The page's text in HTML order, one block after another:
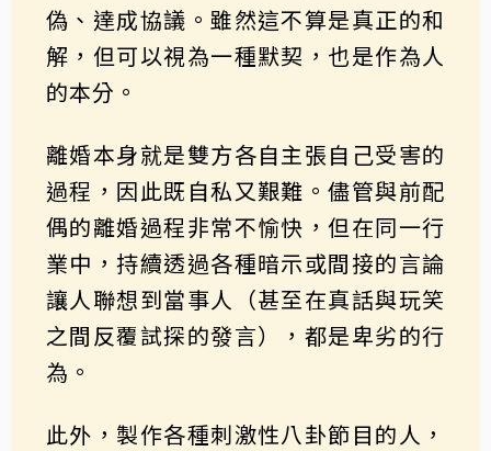
偽、達成協議。雖然這不算是真正的和
解，但可以視為一種默契，也是作為人
的本分。
離婚本身就是雙方各自主張自己受害的
過程，因此既自私又艱難。儘管與前配
偶的離婚過程非常不愉快，但在同一行
業中，持續透過各種暗示或間接的言論
讓人聯想到當事人（甚至在真話與玩笑
之間反覆試探的發言），都是卑劣的行
為。
此外，製作各種刺激性八卦節目的人，